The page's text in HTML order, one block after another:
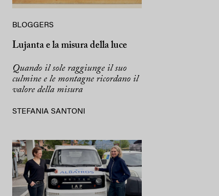
BLOGGERS
Lujanta e la misura della luce
Quando il sole raggiunge il suo
culmine e le montagne ricordano il
valore della misura
STEFANIA SANTONI